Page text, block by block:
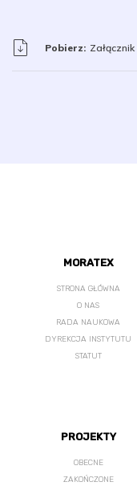
Pobierz:
MORATEX
STRONA GŁÓWNA
O NAS
RADA NAUKOWA
DYREKCJA INSTYTUTU
STATUT
PROJEKTY
OBECNE
ZAKOŃCZONE